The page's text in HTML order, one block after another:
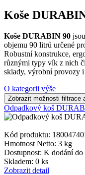
Koše
Koše DURABIN 90
objemu 90 litrů určené
Robustní konstrukce,
různými typy vík z nich
sklady, výrobní provozy
O kategorii výše
Odpadkový koš
Kód produktu:
Hmotnost Netto: 3 kg
Dostupnost: K dodání do
Skladem: 0 ks
Zobrazit detail